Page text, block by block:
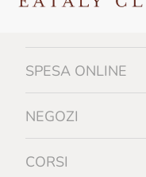
SPESA ONLINE
NEGOZI
CORSI